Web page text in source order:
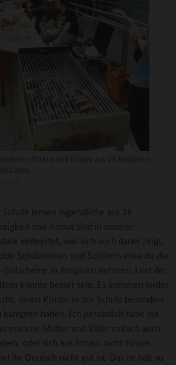
lernen Jugendliche aus 28
und Armut sind in unserer
verbreitet, was sich auch daran zeigt,
Schülerinnen und Schülern etwa 80 die
in Anspruch nehmen. Und der
könnte besser sein. Es kommen leider
deren Kinder in der Schule besonders
haben. Ich persönlich habe die
manche Mütter und Väter einfach auch
oder sich aus Scham nicht zu uns
ihr Deutsch nicht gut ist. Das ist halt so,